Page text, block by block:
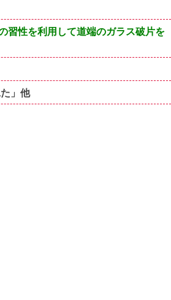
習性を利用して道端のガラス破片を
」他